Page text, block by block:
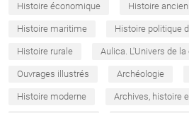
Histoire économique Histoire
Histoire maritime Histoire politique
Histoire rurale Aulica. L'Univers de la
Ouvrages illustrés Archéologie
Histoire moderne Archives, histoire